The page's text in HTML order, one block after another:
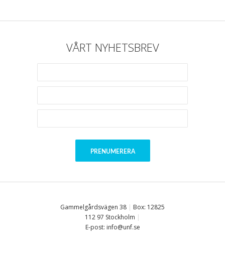
VÅRT NYHETSBREV
Gammelgårdsvägen 38 | Box: 12825
112 97 Stockholm |
E-post: info@unf.se